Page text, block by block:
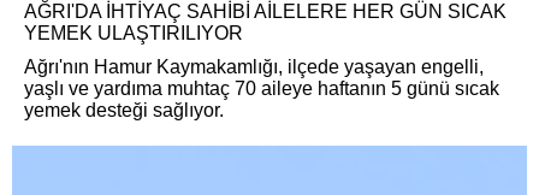
AĞRI'DA İHTİYAÇ SAHİBİ AİLELERE HER GÜN SICAK
YEMEK ULAŞTIRILIYOR
Ağrı'nın Hamur Kaymakamlığı, ilçede yaşayan engelli,
yaşlı ve yardıma muhtaç 70 aileye haftanın 5 günü sıcak
yemek desteği sağlıyor.